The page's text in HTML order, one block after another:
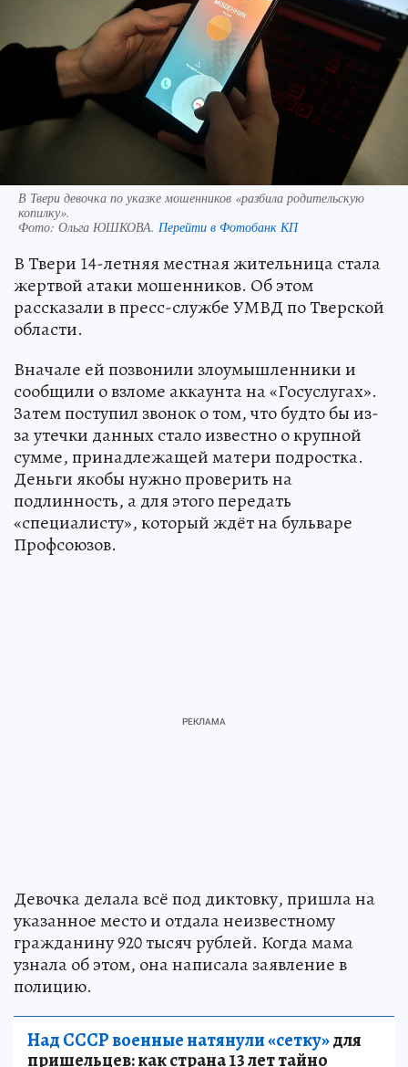
В Твери девочка по указке мошенников «разбила родительскую
копилку».
Фото: Ольга ЮШКОВА. Перейти в Фотобанк КП
В Твери 14-летняя местная жительница стала
жертвой атаки мошенников. Об этом
рассказали в пресс-службе УМВД по Тверской
области.
Вначале ей позвонили злоумышленники и
сообщили о взломе аккаунта на «Госуслугах».
Затем поступил звонок о том, что будто бы из-
за утечки данных стало известно о крупной
сумме, принадлежащей матери подростка.
Деньги якобы нужно проверить на
подлинность, а для этого передать
«специалисту», который ждёт на бульваре
Профсоюзов.
Девочка делала всё под диктовку, пришла на
указанное место и отдала неизвестному
гражданину 920 тысяч рублей. Когда мама
узнала об этом, она написала заявление в
полицию.
Над СССР военные натянули «сетку»для
пришельцев: как страна 13 лет тайно